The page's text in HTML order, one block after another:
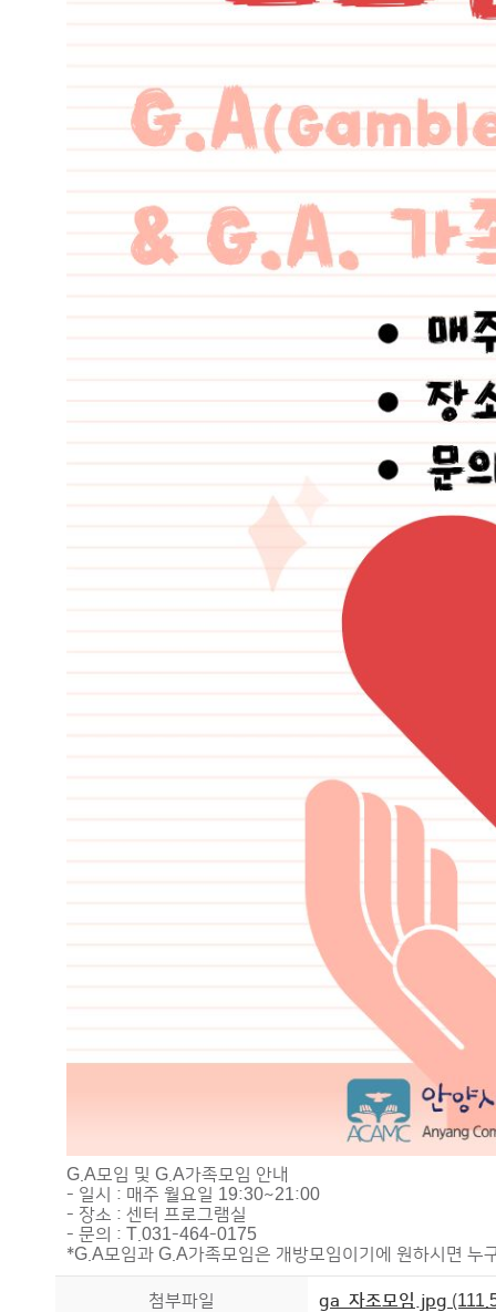
G.A모임 및 G.A가족모임 안내
- 일시 : 매주 월요일 19:30~21:00
- 장소 : 센터 프로그램실
- 문의 : T.031-464-0175
*G.A모임과 G.A가족모임은 개방모임이기에 원하시면 누
첨부파일 ga_자조모임.jpg